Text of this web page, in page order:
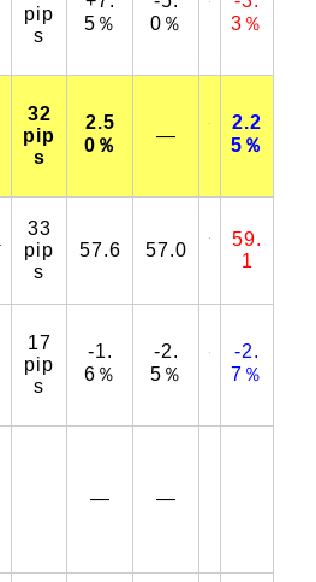
pip
s
5％
0％
3％
32
pip
s
2.5
0％
―
2.2
5％
33
pip
s
57.6 57.0
59.
1
17
pip
s
-1.
6％
-2.
5％
-2.
7％
― ―